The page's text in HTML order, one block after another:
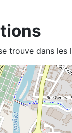
trouve dans